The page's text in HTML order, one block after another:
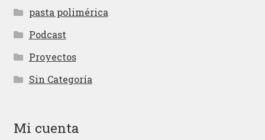
pasta polimérica
Podcast
Proyectos
Sin Categoría
Mi cuenta